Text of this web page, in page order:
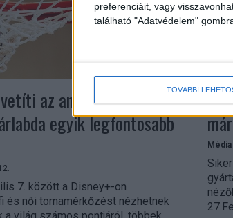
preferenciáit, vagy
található "Adatvédelem"
TOVÁBBI
az amerikai
egyik legfontosabb
7. között a Disney+-on
és női tornamérkőzést nézhetnek
Média